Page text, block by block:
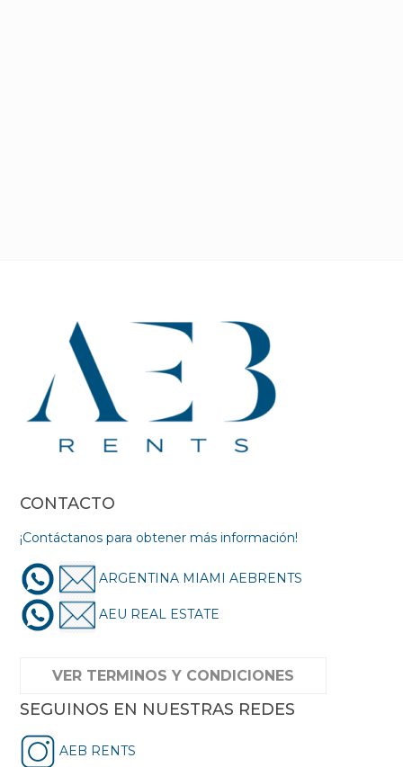
CONTACTO
¡Contáctanos para obtener más información!
ARGENTINA MIAMI AEBRENTS
AEU REAL ESTATE
VER TERMINOS Y CONDICIONES
SEGUINOS EN NUESTRAS REDES
AEB RENTS